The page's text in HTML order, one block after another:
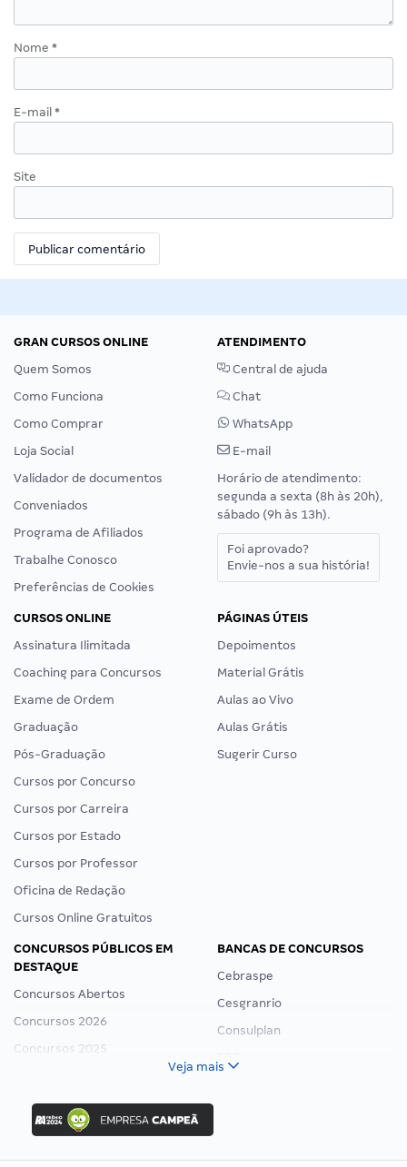
Nome *
E-mail *
Site
GRAN CURSOS ONLINE
Quem Somos
Como Funciona
Como Comprar
Loja Social
Validador de documentos
Conveniados
Programa de Afiliados
Trabalhe Conosco
Preferências de Cookies
ATENDIMENTO
Central de ajuda
Chat
WhatsApp
E-mail
Horário de atendimento:
segunda a sexta (8h às 20h),
sábado (9h às 13h).
Foi aprovado?
Envie-nos a sua história!
CURSOS ONLINE
Assinatura Ilimitada
Coaching para Concursos
Exame de Ordem
Graduação
Pós-Graduação
Cursos por Concurso
Cursos por Carreira
Cursos por Estado
Cursos por Professor
Oficina de Redação
Cursos Online Gratuitos
PÁGINAS ÚTEIS
Depoimentos
Material Grátis
Aulas ao Vivo
Aulas Grátis
Sugerir Curso
CONCURSOS PÚBLICOS EM
DESTAQUE
Concursos Abertos
Concursos 2026
Concursos 2025
Concurso Nacional Unificado
Concurso Ibama
Concurso MPU
Editais publicados
BANCAS DE CONCURSOS
Cebraspe
Cesgranrio
Consulplan
Veja mais